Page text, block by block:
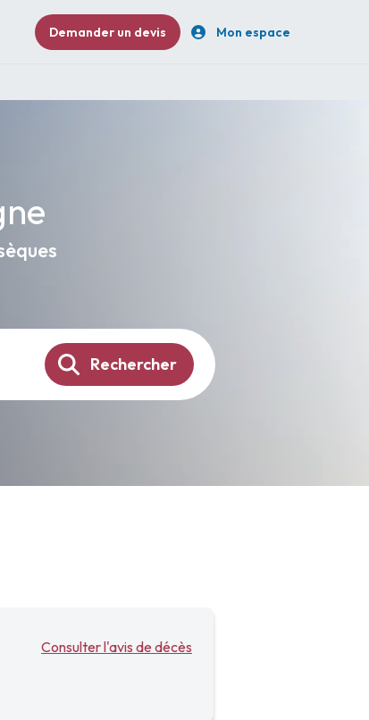
Demander un devis Mon espace
Rechercher
Consulter l'avis de décès